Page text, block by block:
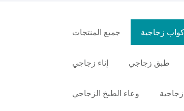
جميع المنتجات زجاجية
إناء زجاجي طبق زجاجي
وعاء الطبخ الزجاجي